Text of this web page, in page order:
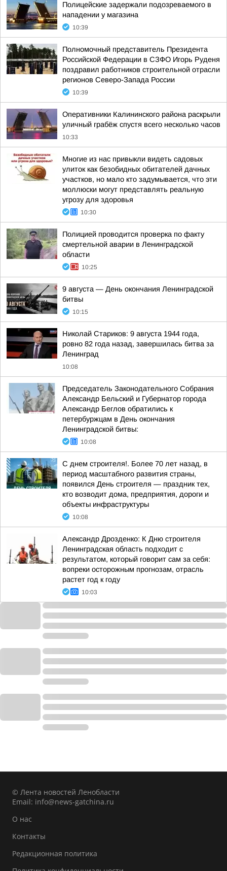
Полицейские задержали подозреваемого в
нападении у магазина
10:39
Полномочный представитель Президента
Российской Федерации в СЗФО Игорь Руденя
поздравил работников строительной отрасли
регионов Северо-Запада России
10:39
Оперативники Калининского района раскрыли
уличный грабёж спустя всего несколько часов
10:33
Многие из нас привыкли видеть садовых
улиток как безобидных обитателей дачных
участков, но мало кто задумывается, что эти
моллюски могут представлять реальную
угрозу для здоровья
10:30
Полицией проводится проверка по факту
смертельной аварии в Ленинградской
области
10:25
9 августа — День окончания Ленинградской
битвы
10:15
Николай Стариков: 9 августа 1944 года,
ровно 82 года назад, завершилась битва за
Ленинград
10:08
Председатель Законодательного Собрания
Александр Бельский и Губернатор города
Александр Беглов обратились к
петербуржцам в День окончания
Ленинградской битвы:
10:08
С днем строителя!. Более 70 лет назад, в
период масштабного развития страны,
появился День строителя — праздник тех,
кто возводит дома, предприятия, дороги и
объекты инфраструктуры
10:08
Александр Дрозденко: К Дню строителя
Ленинградская область подходит с
результатом, который говорит сам за себя:
вопреки осторожным прогнозам, отрасль
растет год к году
10:03
© Лента новостей Ленобласти
Email: info@news-gatchina.ru
О нас
Контакты
Редакционная политика